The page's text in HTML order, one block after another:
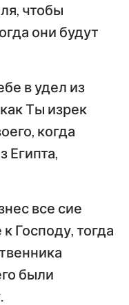
чтобы
они будут
в удел из
Ты изрек
когда
Египта,
все сие
Господу, тогда
были